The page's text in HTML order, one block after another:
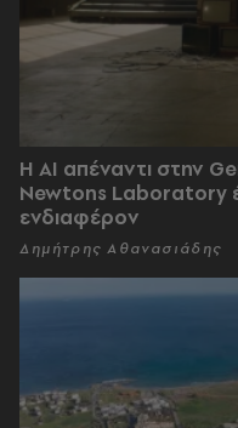
Η AI απέναντι στην
Newtons Laboratory
ενδιαφέρον
Δημήτρης Αθανασιάδης